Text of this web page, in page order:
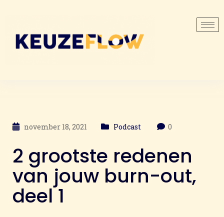
november 18, 2021 Podcast 0
2 grootste redenen
van jouw burn-out,
deel 1